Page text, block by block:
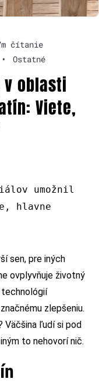
čítanie
• Ostatné
oblasti
Viete,
umožnil
hlavne
sen, pre iných
ovplyvňuje životný
technológií
zlepšeniu.
Väčšina ľudí si pod
to nehovorí nič.